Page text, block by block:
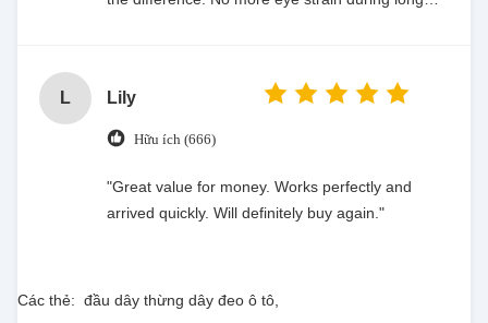
manual adjustment is smooth, and finding that
sweet spot makes all the difference. No more eye
taking the time to set it up properly!""The Pico 4's
visual clarity is fantastic once you dial in the IPD
recommend taking the time to set it up
L Lily
Hữu ích (666)
"Great value for money. Works perfectly and
arrived quickly. Will definitely buy again."
Các thẻ: đầu dây thừng dây đeo ô tô